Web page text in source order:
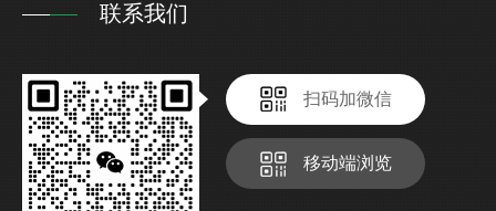
联系我们
扫码加微信
移动端浏览